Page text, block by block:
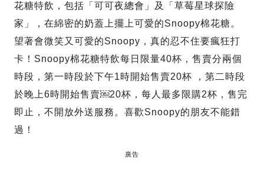
花糖特飲，包括「可可夜總會」及「草莓星球探險
家」，在綿密的奶蓋上擺上可愛的Snoopy棉花糖。
望著會微笑又可愛的Snoopy，真的忍不住要瘋狂打
卡！Snoopy棉花糖特飲每日限量40杯，售賣分兩個
時段，第一時段於下午1時開始售賣20杯 ，第二時段
於晚上6時開始售賣￼20杯，每人最多限購2杯，售完
即止，不開放外送服務。喜歡Snoopy的朋友不能錯
過！
廣告